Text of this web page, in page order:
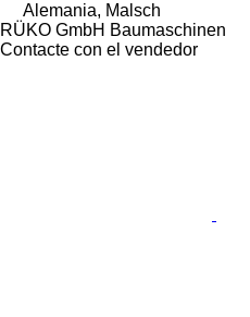
Alemania, Malsch
RÜKO GmbH Baumaschinen
Contacte con el vendedor